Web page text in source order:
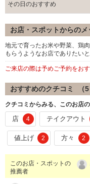
その日のおすすめ
お店・スポットからのメ
地元で育ったお米や野菜、鶏
もらうようなお店でありたい
ご来店の際は予めご予約をおす
おすすめのクチコミ （5
クチコミからみる、このお店
店 4 テイクアウト
値上げ 2 方々 2
このお店・スポットの
推薦者